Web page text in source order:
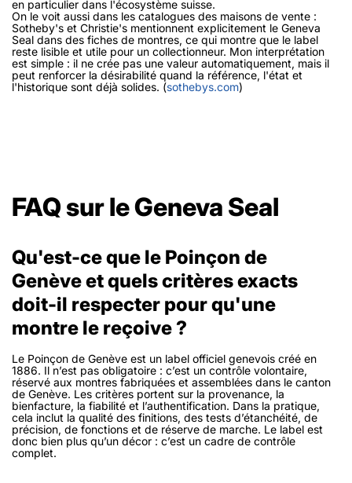
en particulier dans l'écosystème suisse.
On le voit aussi dans les catalogues des maisons de vente :
Sotheby's et Christie's mentionnent explicitement le Geneva
Seal dans des fiches de montres, ce qui montre que le label
reste lisible et utile pour un collectionneur. Mon interprétation
est simple : il ne crée pas une valeur automatiquement, mais il
peut renforcer la désirabilité quand la référence, l'état et
l'historique sont déjà solides. (sothebys.com)
FAQ sur le Geneva Seal
Qu'est-ce que le Poinçon de
Genève et quels critères exacts
doit-il respecter pour qu'une
montre le reçoive ?
Le Poinçon de Genève est un label officiel genevois créé en
1886. Il n’est pas obligatoire : c’est un contrôle volontaire,
réservé aux montres fabriquées et assemblées dans le canton
de Genève. Les critères portent sur la provenance, la
bienfacture, la fiabilité et l’authentification. Dans la pratique,
cela inclut la qualité des finitions, des tests d’étanchéité, de
précision, de fonctions et de réserve de marche. Le label est
donc bien plus qu’un décor : c’est un cadre de contrôle
complet.